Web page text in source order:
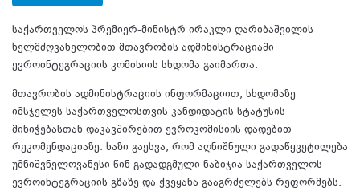
საქართველოს პრემიერ-მინისტრ ირაკლი ღარიბაშვილის
ხელმძღვანელობით მთავრობის ადმინისტრაციაში
ევროინტეგრაციის კომისიის სხდომა გაიმართა.
მთავრობის ადმინისტრაციის ინფორმაციით, სხდომაზე
იმსჯელეს საქართველოსთვის კანდიდატის სტატუსის
მინიჭებასთან დაკავშირებით ევროკომისიის დადებით
რეკომენდაციაზე. ხაზი გაესვა, რომ აღნიშნული გადაწყვეტილება
უმნიშვნელოვანესი წინ გადადგმული ნაბიჯია საქართველოს
ევროინტეგრაციის გზაზე და ქვეყანა გააგრძელებს რეფორმებს.